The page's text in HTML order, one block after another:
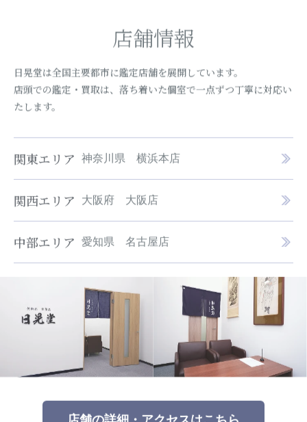
店舗情報
日晃堂は全国主要都市に鑑定店舗を展開しています。
店頭での鑑定・買取は、落ち着いた個室で一点ずつ丁寧に対応い
たします。
関東エリア 神奈川県 横浜本店
関西エリア 大阪府 大阪店
中部エリア 愛知県 名古屋店
店舗の詳細・アクセスはこちら